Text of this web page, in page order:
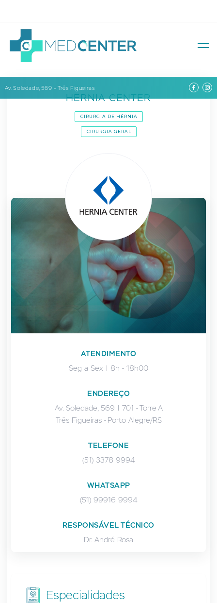
Av. Soledade, 569 – Três Figueiras
HERNIA CENTER
CIRURGIA DE HÉRNIA
CIRURGIA GERAL
ATENDIMENTO
Seg a Sex | 8h - 18h00
ENDEREÇO
Av. Soledade, 569 | 701 - Torre A
Três Figueiras - Porto Alegre/RS
TELEFONE
(51) 3378 9994
WHATSAPP
(51) 99916 9994
RESPONSÁVEL TÉCNICO
Dr. André Rosa
Especialidades